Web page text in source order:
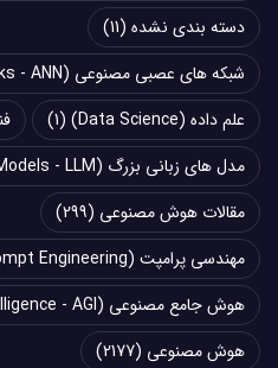
دسته بندی نشده (11)
شبکه های عصبی مصنوعی (Artificial Neural Networks - ANN)
علم داده (Data Science)
(1)
مدل های زبانی بزرگ (Large Language Models - LLM)
مقالات هوش مصنوعی (299)
مهندسی پرامپت (Prompt Engineering)
هوش جامع مصنوعی (Artificial General Intelligence - AGI)
هوش مصنوعی (2177)